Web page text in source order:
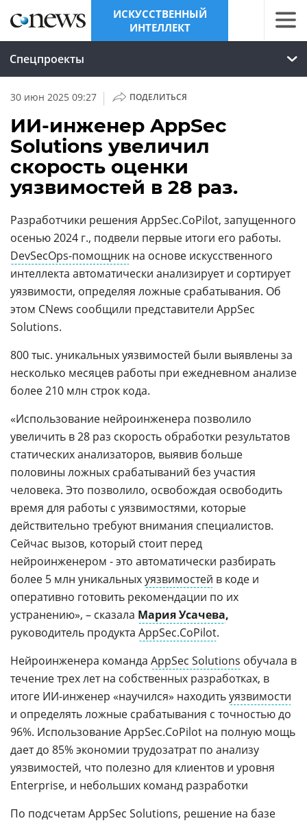
ИСКУССТВЕННЫЙ
ИНТЕЛЛЕКТ
Спецпроекты
30 июн 2025 09:27 | ПОДЕЛИТЬСЯ
ИИ-инженер AppSec
Solutions увеличил
скорость оценки
уязвимостей в 28 раз.
Разработчики решения AppSec.CoPilot, запущенного
осенью 2024 г., подвели первые итоги его работы.
DevSecOps-помощник на основе искусственного
интеллекта автоматически анализирует и сортирует
уязвимости, определяя ложные срабатывания. Об
этом CNews сообщили представители AppSec
Solutions.
800 тыс. уникальных уязвимостей были выявлены за
несколько месяцев работы при ежедневном анализе
более 210 млн строк кода.
«Использование нейроинженера позволило
увеличить в 28 раз скорость обработки результатов
статических анализаторов, выявив больше
половины ложных срабатываний без участия
человека. Это позволило, освобождая освободить
время для работы с уязвимостями, которые
действительно требуют внимания специалистов.
Сейчас вызов, который стоит перед
нейроинженером - это автоматически разбирать
более 5 млн уникальныхуязвимостей в коде и
оперативно готовить рекомендации по их
устранению», – сказала Мария Усачева,
руководитель продукта AppSec.CoPilot.
Нейроинженера команда AppSec Solutions обучала в
течение трех лет на собственных разработках, в
итоге ИИ-инженер «научился» находитьуязвимости
и определять ложные срабатывания с точностью до
96%. Использование AppSec.CoPilot на полную мощь
дает до 85% экономии трудозатрат по анализу
уязвимостей, что полезно для клиентов и уровня
Enterprise, и небольших команд разработки
По подсчетам AppSec Solutions, решение на базе